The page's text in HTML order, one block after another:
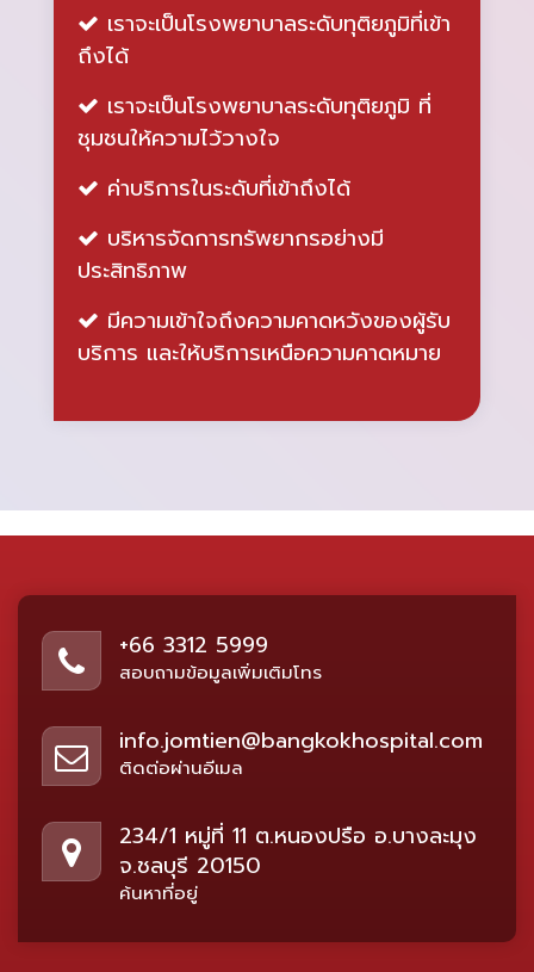
เราจะเป็นโรงพยาบาลระดับทุติยภูมิที่เข้า
ถึงได้
เราจะเป็นโรงพยาบาลระดับทุติยภูมิ ที่
ชุมชนให้ความไว้วางใจ
ค่าบริการในระดับที่เข้าถึงได้
บริหารจัดการทรัพยากรอย่างมี
ประสิทธิภาพ
มีความเข้าใจถึงความคาดหวังของผู้รับ
บริการ และให้บริการเหนือความคาดหมาย
+66 3312 5999
สอบถามข้อมูลเพิ่มเติมโทร
info.jomtien@bangkokhospital.com
ติดต่อผ่านอีเมล
234/1 หมู่ที่ 11 ต.หนองปรือ อ.บางละมุง
จ.ชลบุรี 20150
ค้นหาที่อยู่